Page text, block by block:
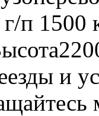
п 1500
и